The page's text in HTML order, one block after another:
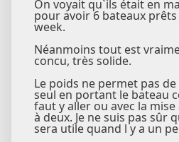
On voyait qu`ils était en
pour avoir 6 bateaux
week.
Néanmoins tout est
concu, très solide.
Le poids ne permet pas
seul en portant le bateau
faut y aller ou avec la
à deux. Je ne suis pas sûr
sera utile quand l y a un